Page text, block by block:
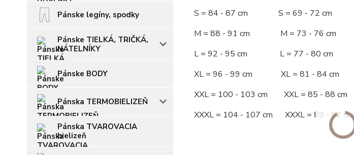
Pánske legíny, spodky
Pánske TIELKÁ, TRIČKÁ,
NÁTELNÍKY
Pánske BODY
Pánska TERMOBIELIZEŇ
Pánska TVAROVACIA
bielizeň
S = 84 - 87 cm S = 69 - 72 cm
M = 88 - 91 cm M = 73 - 76 cm
L = 92 - 95 cm L = 77 - 80 cm
XL = 96 - 99 cm XL = 81 - 84 cm
XXL = 100 - 103 cm XXL = 85 - 88 cm
XXXL = 104 - 107 cm XXXL = 89 - 92 cm